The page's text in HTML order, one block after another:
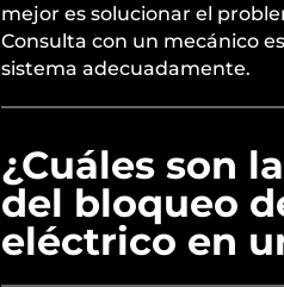
mejor es solucionar el
Consulta con un mecánico
sistema adecuadamente.
¿Cuáles son
del bloqueo
eléctrico en